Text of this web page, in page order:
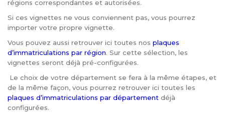
régions correspondantes et autorisées.
Si ces vignettes ne vous conviennent pas, vous pourrez
importer votre propre vignette.
Vous pouvez aussi retrouver ici toutes nos plaques
d’immatriculations par région. Sur cette sélection, les
vignettes seront déjà pré-configurées.
Le choix de votre département se fera à la même étapes, et
de la même façon, vous pourrez retrouver ici toutes les
plaques d’immatriculations par département déjà
configurées.